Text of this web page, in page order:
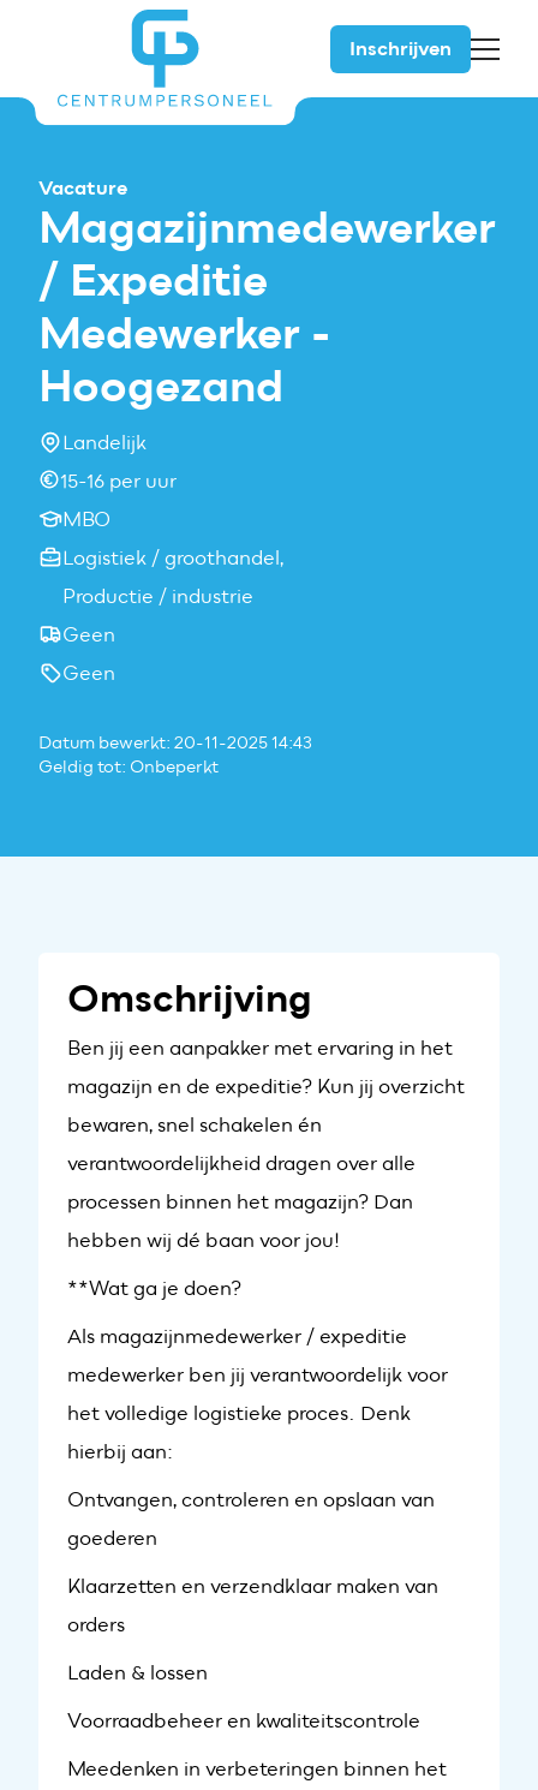
Inschrijven
Vacature
Magazijnmedewerker
/ Expeditie
Medewerker -
Hoogezand
Landelijk
15-16 per uur
MBO
Logistiek / groothandel,
Productie / industrie
Geen
Geen
Datum bewerkt: 20-11-2025 14:43
Geldig tot: Onbeperkt
Omschrijving
Ben jij een aanpakker met ervaring in het
magazijn en de expeditie? Kun jij overzicht
bewaren, snel schakelen én
verantwoordelijkheid dragen over alle
processen binnen het magazijn? Dan
hebben wij dé baan voor jou!
**Wat ga je doen?
Als magazijnmedewerker / expeditie
medewerker ben jij verantwoordelijk voor
het volledige logistieke proces. Denk
hierbij aan:
Ontvangen, controleren en opslaan van
goederen
Klaarzetten en verzendklaar maken van
orders
Laden & lossen
Voorraadbeheer en kwaliteitscontrole
Meedenken in verbeteringen binnen het